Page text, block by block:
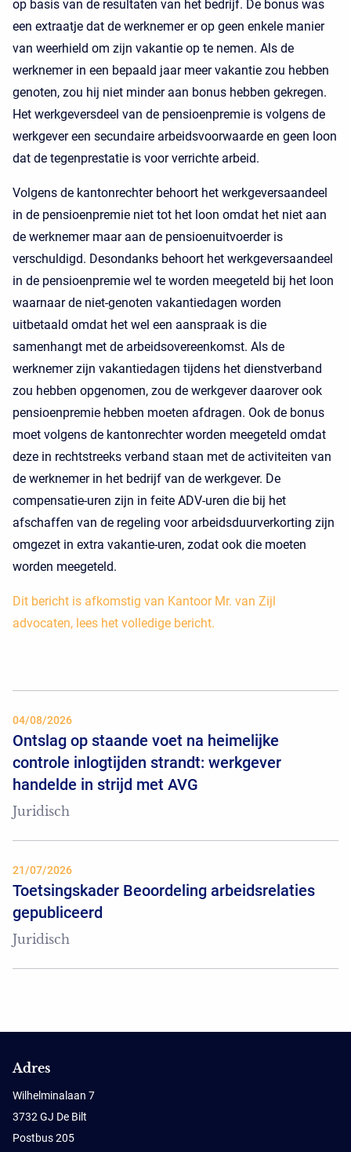
op basis van de resultaten van het bedrijf. De bonus was
een extraatje dat de werknemer er op geen enkele manier
van weerhield om zijn vakantie op te nemen. Als de
werknemer in een bepaald jaar meer vakantie zou hebben
genoten, zou hij niet minder aan bonus hebben gekregen.
Het werkgeversdeel van de pensioenpremie is volgens de
werkgever een secundaire arbeidsvoorwaarde en geen loon
dat de tegenprestatie is voor verrichte arbeid.
Volgens de kantonrechter behoort het werkgeversaandeel
in de pensioenpremie niet tot het loon omdat het niet aan
de werknemer maar aan de pensioenuitvoerder is
verschuldigd. Desondanks behoort het werkgeversaandeel
in de pensioenpremie wel te worden meegeteld bij het loon
waarnaar de niet-genoten vakantiedagen worden
uitbetaald omdat het wel een aanspraak is die
samenhangt met de arbeidsovereenkomst. Als de
werknemer zijn vakantiedagen tijdens het dienstverband
zou hebben opgenomen, zou de werkgever daarover ook
pensioenpremie hebben moeten afdragen. Ook de bonus
moet volgens de kantonrechter worden meegeteld omdat
deze in rechtstreeks verband staan met de activiteiten van
de werknemer in het bedrijf van de werkgever. De
compensatie-uren zijn in feite ADV-uren die bij het
afschaffen van de regeling voor arbeidsduurverkorting zijn
omgezet in extra vakantie-uren, zodat ook die moeten
worden meegeteld.
Dit bericht is afkomstig van Kantoor Mr. van Zijl
advocaten, lees het volledige bericht.
04/08/2026
Ontslag op staande voet na heimelijke
controle inlogtijden strandt: werkgever
handelde in strijd met AVG
Juridisch
21/07/2026
Toetsingskader Beoordeling arbeidsrelaties
gepubliceerd
Juridisch
Adres
Wilhelminalaan 7
3732 GJ De Bilt
Postbus 205